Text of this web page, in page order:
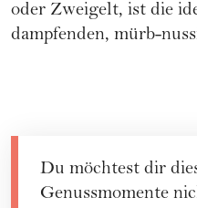
oder Zweigelt, ist die
dampfenden, mürb-
Du möchtest dir
Genussmomente